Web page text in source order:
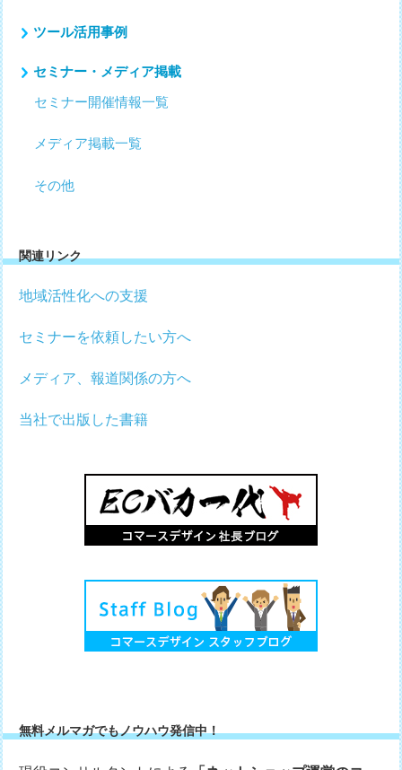
ツール活用事例
セミナー・メディア掲載
セミナー開催情報一覧
メディア掲載一覧
その他
関連リンク
地域活性化への支援
セミナーを依頼したい方へ
メディア、報道関係の方へ
当社で出版した書籍
無料メルマガでもノウハウ発信中！